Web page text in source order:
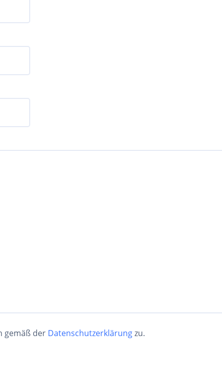
gemäß der Datenschutzerklärungzu.